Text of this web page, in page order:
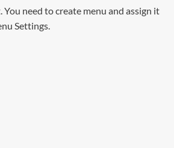
You need to create menu and assign it
Settings.